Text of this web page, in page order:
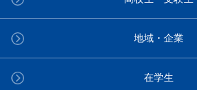
地域・企業
在学生